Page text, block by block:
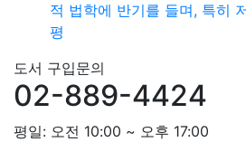
적 법학에 반기를 들며, 특히
평
도서 구입문의
02-889-4424
평일: 오전 10:00 ~ 오후 17:00